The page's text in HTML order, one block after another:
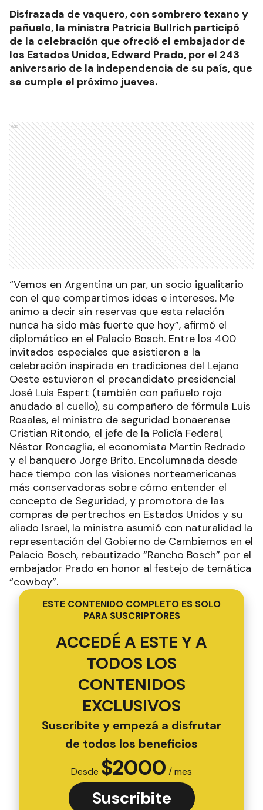
Disfrazada de vaquero, con sombrero texano y
pañuelo, la ministra Patricia Bullrich participó
de la celebración que ofreció el embajador de
los Estados Unidos, Edward Prado, por el 243
aniversario de la independencia de su país, que
se cumple el próximo jueves.
Ads
“Vemos en Argentina un par, un socio igualitario
con el que compartimos ideas e intereses. Me
animo a decir sin reservas que esta relación
nunca ha sido más fuerte que hoy”, afirmó el
diplomático en el Palacio Bosch. Entre los 400
invitados especiales que asistieron a la
celebración inspirada en tradiciones del Lejano
Oeste estuvieron el precandidato presidencial
José Luis Espert (también con pañuelo rojo
anudado al cuello), su compañero de fórmula Luis
Rosales, el ministro de seguridad bonaerense
Cristian Ritondo, el jefe de la Policía Federal,
Néstor Roncaglia, el economista Martín Redrado
y el banquero Jorge Brito. Encolumnada desde
hace tiempo con las visiones norteamericanas
más conservadoras sobre cómo entender el
concepto de Seguridad, y promotora de las
compras de pertrechos en Estados Unidos y su
aliado Israel, la ministra asumió con naturalidad la
representación del Gobierno de Cambiemos en el
Palacio Bosch, rebautizado “Rancho Bosch” por el
embajador Prado en honor al festejo de temática
“cowboy”.
ESTE CONTENIDO COMPLETO ES SOLO
PARA SUSCRIPTORES
ACCEDÉ A ESTE Y A
TODOS LOS
CONTENIDOS
EXCLUSIVOS
Suscribite y empezá a disfrutar
de todos los beneficios
Desde $2000 / mes
Suscribite